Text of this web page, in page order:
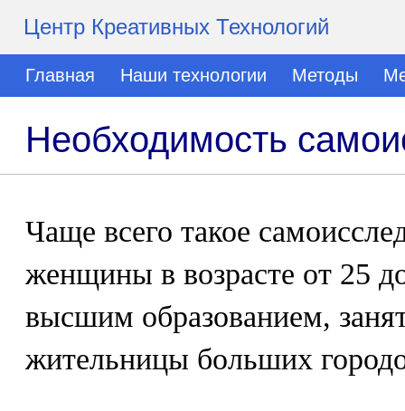
Центр Креативных Технологий
Главная Наши технологии Методы
Необходимость
Чаще всего такое
женщины в возрасте от 25
высшим образованием,
жительницы больших